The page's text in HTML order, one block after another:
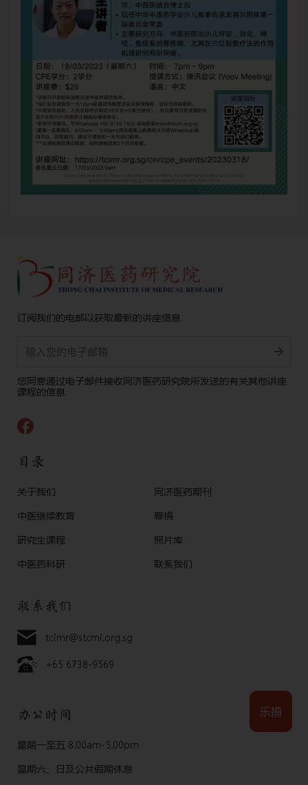
订阅我们的电邮以获取最新的讲座信息
Alternative:
您同意通过电子邮件接收同济医药研究院所发送的有关其他讲座
课程的信息
目录
关于我们
中医继续教育
研究生课程
中医药科研
同济医药期刊
幕捐
照片库
联系我们
联系我们
tcimr@stcmi.org.sg
+65 6738-9569
办公时间
星期一至五 8.00am-5.00pm
星期六、日及公共假期休息
乐捐